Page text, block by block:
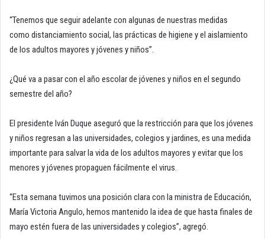
“Tenemos que seguir adelante con algunas de nuestras medidas
como distanciamiento social, las prácticas de higiene y el aislamiento
de los adultos mayores y jóvenes y niños”.
¿Qué va a pasar con el año escolar de jóvenes y niños en el segundo
semestre del año?
El presidente Iván Duque aseguró que la restricción para que los jóvenes
y niños regresan a las universidades, colegios y jardines, es una medida
importante para salvar la vida de los adultos mayores y evitar que los
menores y jóvenes propaguen fácilmente el virus.
“Esta semana tuvimos una posición clara con la ministra de Educación,
María Victoria Angulo, hemos mantenido la idea de que hasta finales de
mayo estén fuera de las universidades y colegios”, agregó.